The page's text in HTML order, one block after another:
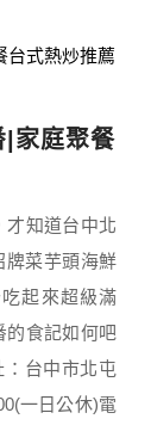
|家庭聚餐
才知道台中北
牌菜芋頭海鮮
起來超級滿
的食記如何吧
台中市北屯
一日公休)電